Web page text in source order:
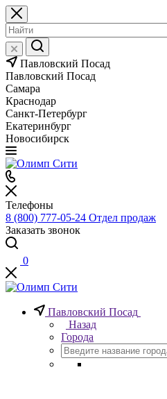
Павловский Посад
Павловский Посад
Самара
Краснодар
Санкт-Петербург
Екатеринбург
Новосибирск
Телефоны
8 (800) 777-05-24 Отдел продаж
Заказать звонок
0
Павловский Посад
Назад
Города